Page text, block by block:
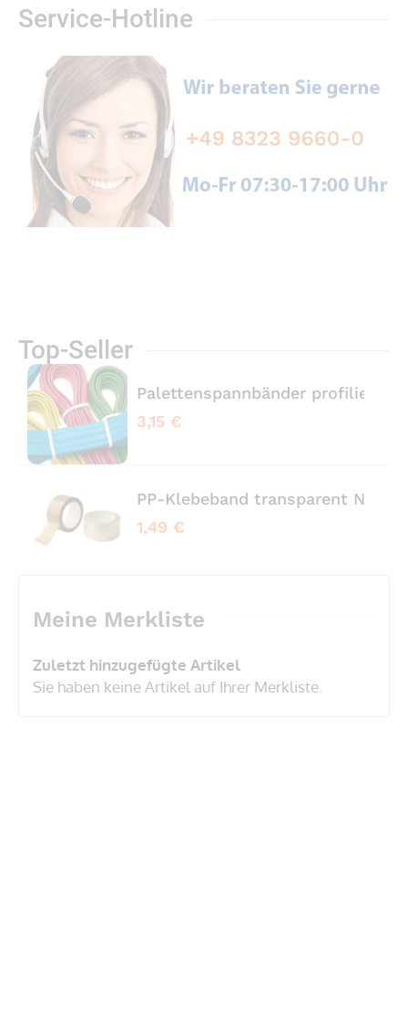
Service-Hotline
Top-Seller
Palettenspannbänder profiliert
3,15 €
PP-Klebeband transparent No
1,49 €
Meine Merkliste
Zuletzt hinzugefügte Artikel
Sie haben keine Artikel auf Ihrer Merkliste.